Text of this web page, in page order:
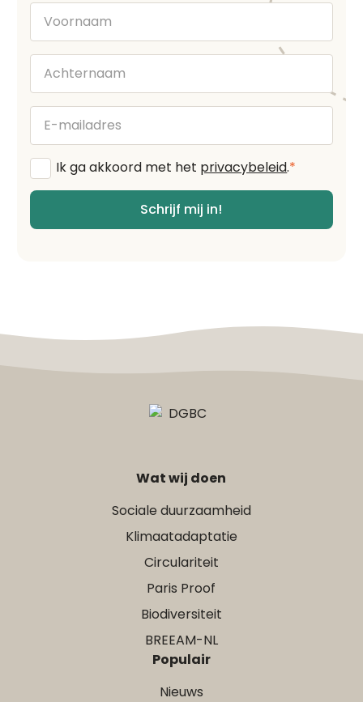
Voornaam
Achternaam
E-
mailadres
Algemene
voorwaarden*
Ik ga akkoord met het privacybeleid.*
Schrijf mij in!
Wat wij doen
Sociale duurzaamheid
Klimaatadaptatie
Circulariteit
Paris Proof
Biodiversiteit
BREEAM-NL
Populair
Nieuws